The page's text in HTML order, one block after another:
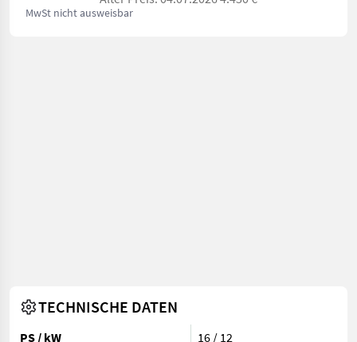
MwSt nicht ausweisbar
TECHNISCHE DATEN
PS / kW
16 / 12